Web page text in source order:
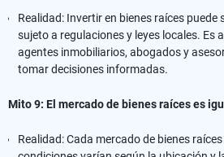
Realidad: Invertir en bienes raíces puede
sujeto a regulaciones y leyes locales. Es
agentes inmobiliarios, abogados y
tomar decisiones informadas.
Mito 9: El mercado de bienes raíces es
Realidad: Cada mercado de bienes